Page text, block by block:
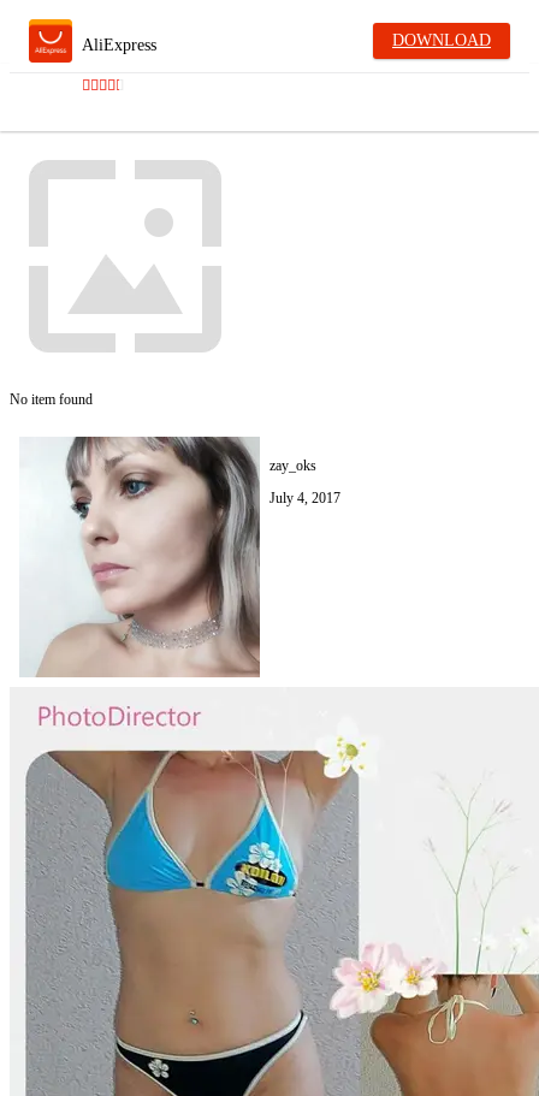
AliExpress DOWNLOAD
No item found
zay_oks
July 4, 2017